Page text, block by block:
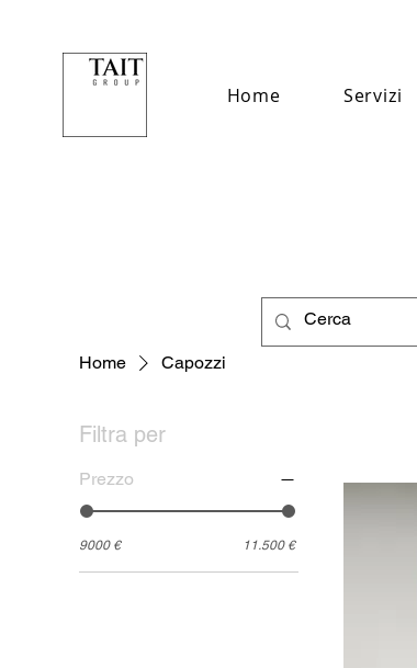
Home Servizi
Home Capozzi
Filtra per
Prezzo
9000 € 11.500 €